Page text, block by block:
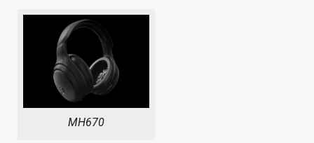
MH670